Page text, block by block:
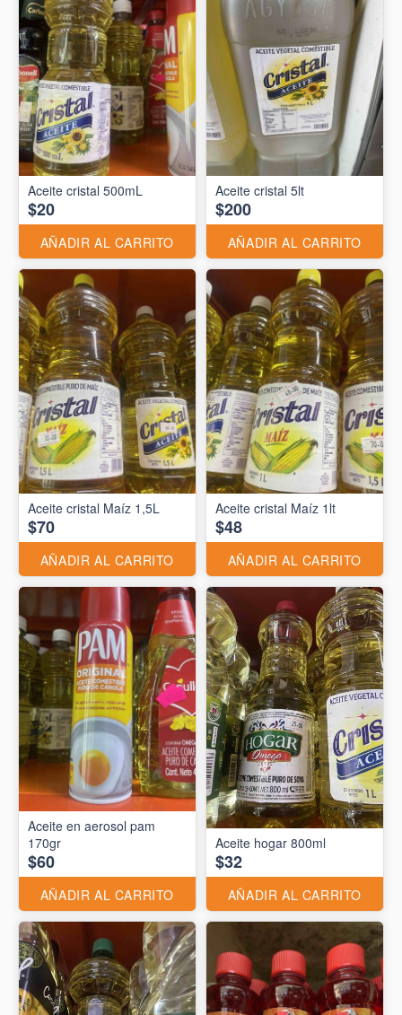
Aceite cristal 500mL
$20
AÑADIR AL CARRITO
Aceite cristal 5lt
$200
AÑADIR AL CARRITO
Aceite cristal Maíz 1,5L
$70
AÑADIR AL CARRITO
Aceite cristal Maíz 1lt
$48
AÑADIR AL CARRITO
Aceite en aerosol pam
170gr
$60
AÑADIR AL CARRITO
Aceite hogar 800ml
$32
AÑADIR AL CARRITO